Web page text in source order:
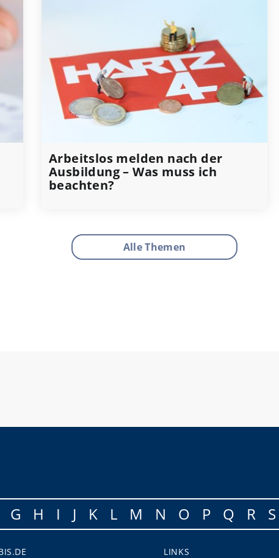
Arbeitslos melden nach der
Ausbildung – Was muss ich
beachten?
Alle Themen
G H I J K L M N O P Q R S
LINKS